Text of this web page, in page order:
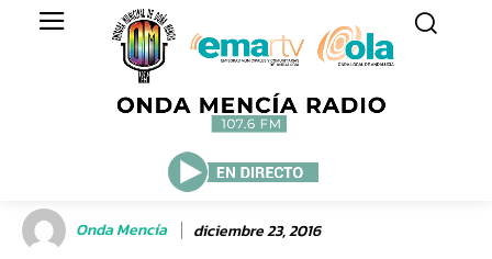
Onda Mencía diciembre 23, 2016